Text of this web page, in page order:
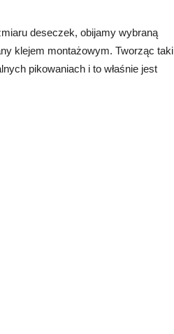
deseczek, obijamy wybraną
klejem montażowym. Tworząc taki
pikowaniach i to właśnie jest